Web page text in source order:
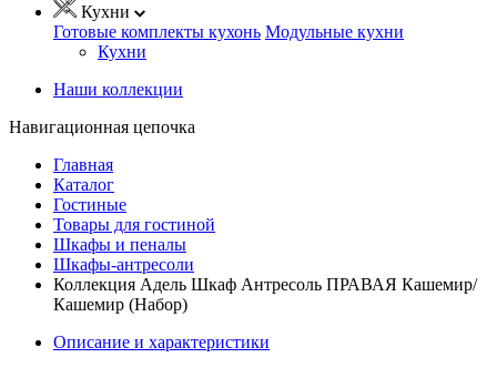
Кухни
Готовые комплекты кухонь Модульные кухни
Кухни
Наши коллекции
Навигационная цепочка
Главная
Каталог
Гостиные
Товары для гостиной
Шкафы и пеналы
Шкафы-антресоли
Коллекция Адель Шкаф Антресоль ПРАВАЯ Кашемир/
Кашемир (Набор)
Описание и характеристики